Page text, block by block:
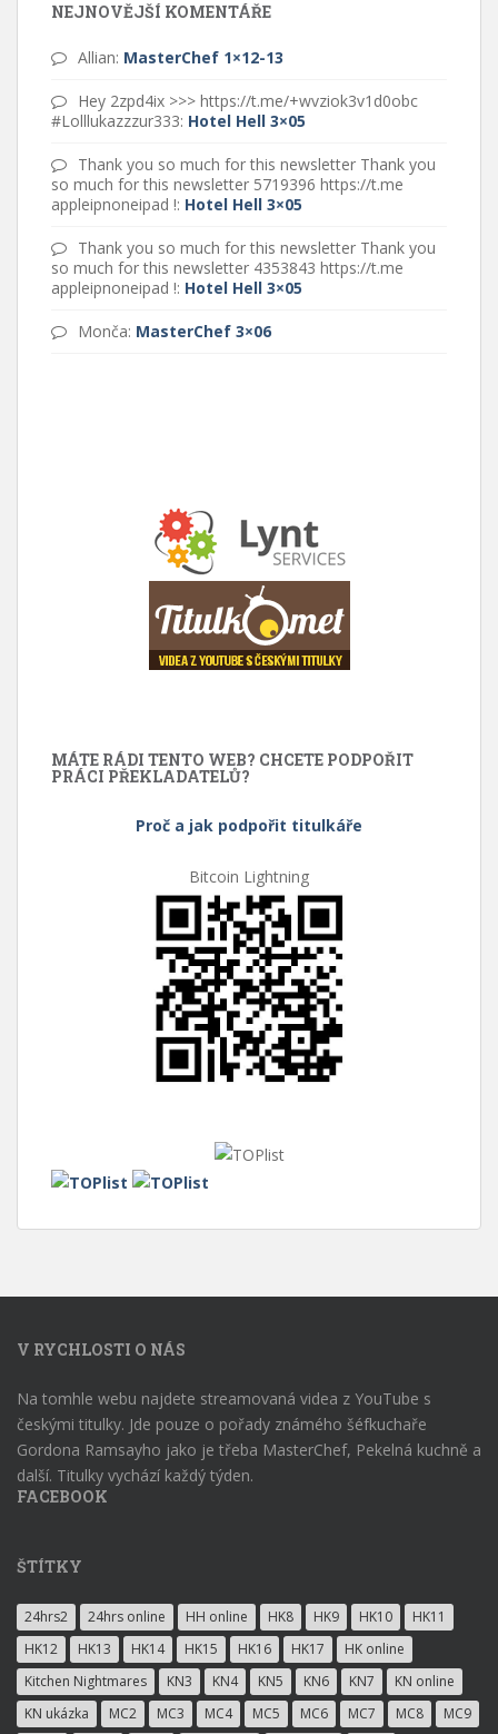
NEJNOVĚJŠÍ KOMENTÁŘE
Allian: MasterChef 1×12-13
Hey 2zpd4ix >>> https://t.me/+wvziok3v1d0obc
#Lolllukazzzur333: Hotel Hell 3×05
Thank you so much for this newsletter Thank you
so much for this newsletter 5719396 https://t.me
appleipnoneipad !: Hotel Hell 3×05
Thank you so much for this newsletter Thank you
so much for this newsletter 4353843 https://t.me
appleipnoneipad !: Hotel Hell 3×05
Monča: MasterChef 3×06
MÁTE RÁDI TENTO WEB? CHCETE PODPOŘIT
PRÁCI PŘEKLADATELŮ?
Proč a jak podpořit titulkáře
Bitcoin Lightning
V RYCHLOSTI O NÁS
Na tomhle webu najdete streamovaná videa z YouTube s
českými titulky. Jde pouze o pořady známého šéfkuchaře
Gordona Ramsayho jako je třeba MasterChef, Pekelná kuchně a
další. Titulky vychází každý týden.
FACEBOOK
ŠTÍTKY
24hrs2 24hrs online HH online HK8 HK9 HK10
HK11
HK12
HK13 HK14 HK15 HK16 HK17
HK online
Kitchen Nightmares
KN3 KN4 KN5 KN6 KN7
KN online
KN ukázka
MC2 MC3 MC4 MC5 MC6 MC7 MC8 MC9